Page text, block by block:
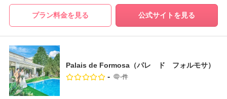
プラン料金を見る 公式サイトを見る
Palais de Formosa（パレ ド フォルモサ）
- -件